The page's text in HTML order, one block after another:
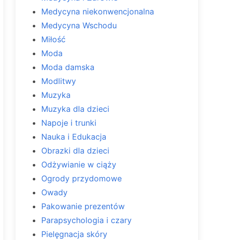
Medycyna niekonwencjonalna
Medycyna Wschodu
Miłość
Moda
Moda damska
Modlitwy
Muzyka
Muzyka dla dzieci
Napoje i trunki
Nauka i Edukacja
Obrazki dla dzieci
Odżywianie w ciąży
Ogrody przydomowe
Owady
Pakowanie prezentów
Parapsychologia i czary
Pielęgnacja skóry